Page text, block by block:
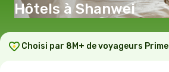
Hôtels à Shanwei
Choisi par 8M+ de voyageurs Prime